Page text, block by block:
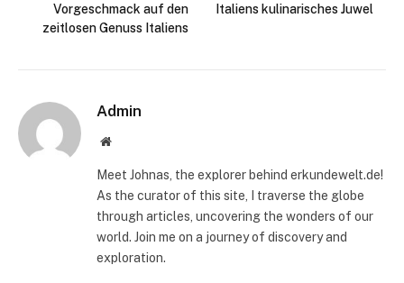
Vorgeschmack auf den
zeitlosen Genuss Italiens
Italiens kulinarisches Juwel
Admin
Website
Meet Johnas, the explorer behind erkundewelt.de!
As the curator of this site, I traverse the globe
through articles, uncovering the wonders of our
world. Join me on a journey of discovery and
exploration.